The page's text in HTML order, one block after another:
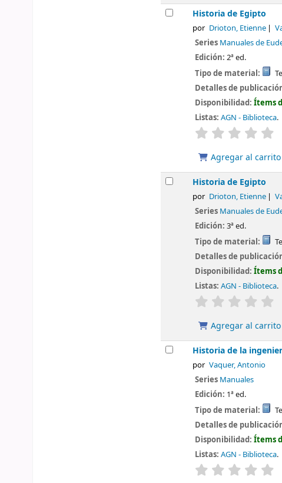
Historia de Egipto
por Drioton, Etienne
Series Manuales de
Edición:2ª ed.
Tipo de material:
Detalles de
Disponibilidad:Ítems
Listas: AGN - Biblioteca.
valoración
Agregar al carrito
Historia de Egipto
por Drioton, Etienne
Series Manuales de
Edición:3ª ed.
Tipo de material:
Detalles de
Disponibilidad:Ítems
Listas: AGN - Biblioteca.
valoración
Agregar al carrito
Historia de la
por Vaquer, Antonio
Series Manuales
Edición: 1ª ed.
Tipo de material:
Detalles de
Disponibilidad:Ítems
Listas: AGN - Biblioteca.
valoración